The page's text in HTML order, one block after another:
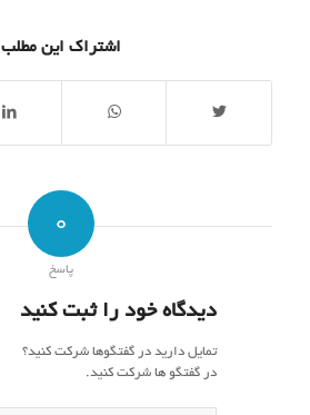
اشتراک این مطلب
0
پاسخ
دیدگاه خود را ثبت کنید
تمایل دارید در گفتگوها شرکت کنید؟
در گفتگو ها شرکت کنید.